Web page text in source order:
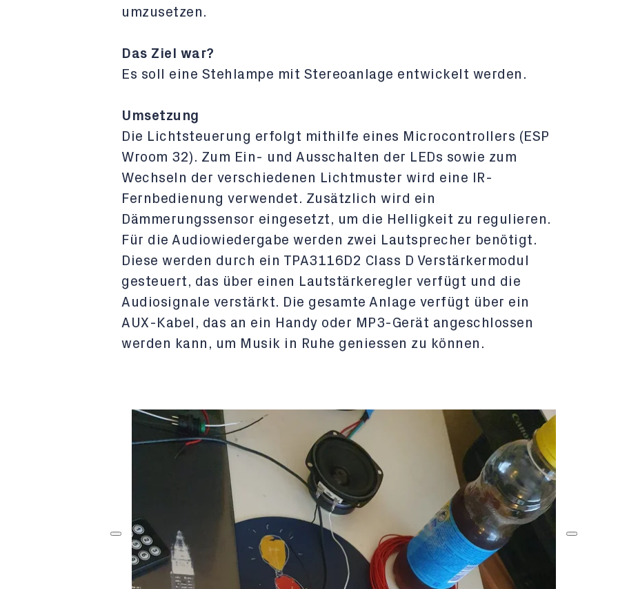
umzusetzen.
Das Ziel war?
Es soll eine Stehlampe mit Stereoanlage entwickelt werden.
Umsetzung
Die Lichtsteuerung erfolgt mithilfe eines Microcontrollers (ESP
Wroom 32). Zum Ein- und Ausschalten der LEDs sowie zum
Wechseln der verschiedenen Lichtmuster wird eine IR-
Fernbedienung verwendet. Zusätzlich wird ein
Dämmerungssensor eingesetzt, um die Helligkeit zu regulieren.
Für die Audiowiedergabe werden zwei Lautsprecher benötigt.
Diese werden durch ein TPA3116D2 Class D Verstärkermodul
gesteuert, das über einen Lautstärkeregler verfügt und die
Audiosignale verstärkt. Die gesamte Anlage verfügt über ein
AUX-Kabel, das an ein Handy oder MP3-Gerät angeschlossen
werden kann, um Musik in Ruhe geniessen zu können.